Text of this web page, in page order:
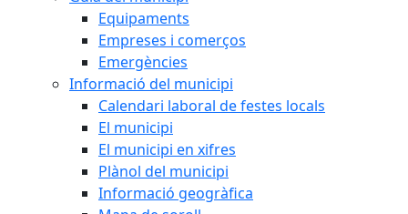
Equipaments
Empreses i comerços
Emergències
Informació del municipi
Calendari laboral de festes locals
El municipi
El municipi en xifres
Plànol del municipi
Informació geogràfica